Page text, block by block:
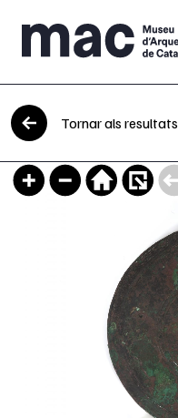
Vés al contingut
Tornar als resultats